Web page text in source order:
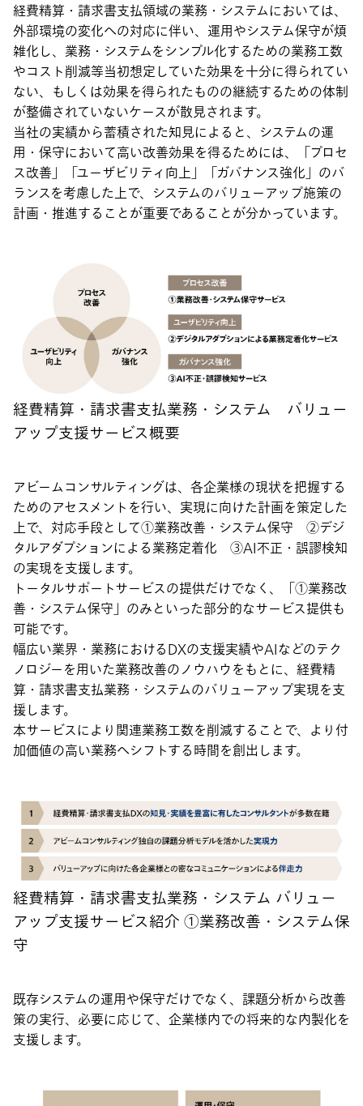
経費精算・請求書支払領域の業務・システムにおいては、
外部環境の変化への対応に伴い、運用やシステム保守が煩
雑化し、業務・システムをシンプル化するための業務工数
やコスト削減等当初想定していた効果を十分に得られてい
ない、もしくは効果を得られたものの継続するための体制
が整備されていないケースが散見されます。
当社の実績から蓄積された知見によると、システムの運
用・保守において高い改善効果を得るためには、「プロセ
ス改善」「ユーザビリティ向上」「ガバナンス強化」のバ
ランスを考慮した上で、システムのバリューアップ施策の
計画・推進することが重要であることが分かっています。
経費精算・請求書支払業務・システム バリュー
アップ支援サービス概要
アビームコンサルティングは、各企業様の現状を把握する
ためのアセスメントを行い、実現に向けた計画を策定した
上で、対応手段として①業務改善・システム保守 ②デジ
タルアダプションによる業務定着化 ③AI不正・誤謬検知
の実現を支援します。
トータルサポートサービスの提供だけでなく、「①業務改
善・システム保守」のみといった部分的なサービス提供も
可能です。
幅広い業界・業務におけるDXの支援実績やAIなどのテク
ノロジーを用いた業務改善のノウハウをもとに、経費精
算・請求書支払業務・システムのバリューアップ実現を支
援します。
本サービスにより関連業務工数を削減することで、より付
加価値の高い業務へシフトする時間を創出します。
経費精算・請求書支払業務・システム バリュー
アップ支援サービス紹介 ①業務改善・システム保
守
既存システムの運用や保守だけでなく、課題分析から改善
策の実行、必要に応じて、企業様内での将来的な内製化を
支援します。